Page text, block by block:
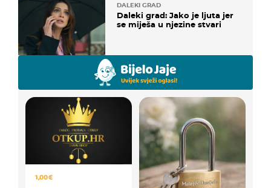
DALEKI GRAD
Daleki grad: Jako je ljuta jer
se miješa u njezine stvari
1,00 €